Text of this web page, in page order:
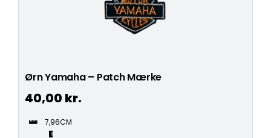
Ørn Yamaha – Patch Mærke
40,00 kr.
7,96CM